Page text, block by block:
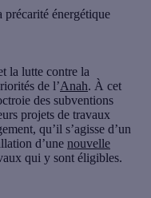
précarité énergétique
la lutte contre la
de l’Anah. À cet
des subventions
projets de travaux
qu’il s’agisse d’un
d’une nouvelle
qui y sont éligibles.